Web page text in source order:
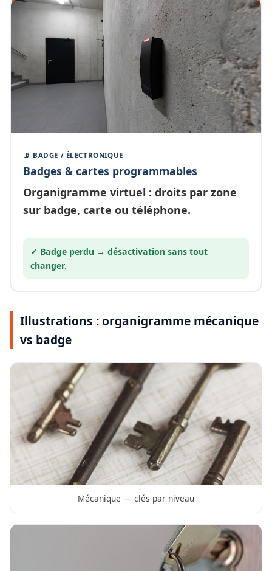
📡 BADGE / ÉLECTRONIQUE
Badges & cartes programmables
Organigramme virtuel : droits par zone
sur badge, carte ou téléphone.
✓ Badge perdu → désactivation sans tout
changer.
Illustrations : organigramme mécanique
vs badge
Mécanique — clés par niveau